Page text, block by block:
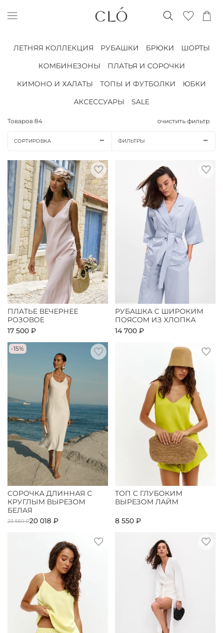
ЛЕТНЯЯ КОЛЛЕКЦИЯ РУБАШКИ БРЮКИ
ШОРТЫ
КОМБИНЕЗОНЫ
ПЛАТЬЯ И СОРОЧКИ
КИМОНО И ХАЛАТЫ
ТОПЫ И ФУТБОЛКИ
ЮБКИ
АКСЕССУАРЫ
SALE
Товаров 84 очистить фильтр
СОРТИРОВКА ФИЛЬТРЫ
ПЛАТЬЕ ВЕЧЕРНЕЕ
РОЗОВОЕ
17 500 ₽
РУБАШКА С ШИРОКИМ
ПОЯСОМ ИЗ ХЛОПКА
14 700 ₽
-15%
СОРОЧКА ДЛИННАЯ С
КРУГЛЫМ ВЫРЕЗОМ
БЕЛАЯ
23 550 ₽20 018 ₽
ТОП С ГЛУБОКИМ
ВЫРЕЗОМ ЛАЙМ
8 550 ₽